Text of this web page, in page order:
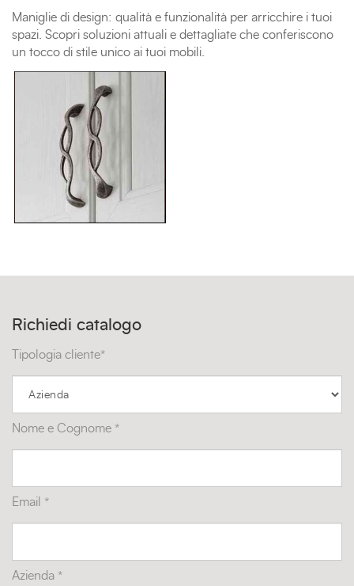
Maniglie di design: qualità e funzionalità per arricchire i tuoi
spazi. Scopri soluzioni attuali e dettagliate che conferiscono
un tocco di stile unico ai tuoi mobili.
Richiedi catalogo
Tipologia cliente*
Nome e Cognome *
Email *
Azienda *